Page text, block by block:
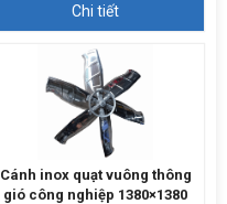
Chi tiết
Cánh inox quạt vuông thông
gió công nghiệp 1380×1380